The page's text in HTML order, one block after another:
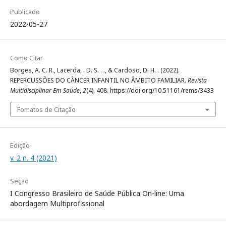
Publicado
2022-05-27
Como Citar
Borges, A. C. R., Lacerda, . D. S. . ., & Cardoso, D. H. . (2022).
REPERCUSSÕES DO CÂNCER INFANTIL NO ÂMBITO FAMILIAR. Revista
Multidisciplinar Em Saúde,2(4), 408. https://doi.org/10.51161/rems/3433
Fomatos de Citação
Edição
v. 2 n. 4 (2021)
Seção
I Congresso Brasileiro de Saúde Pública On-line: Uma
abordagem Multiprofissional